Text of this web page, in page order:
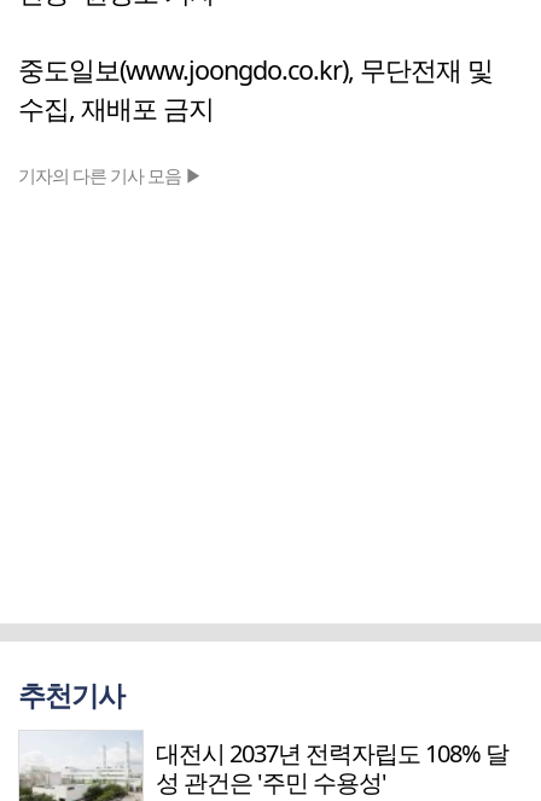
중도일보(www.joongdo.co.kr), 무단전재 및
수집, 재배포 금지
기자의 다른 기사 모음 ▶
추천기사
대전시 2037년 전력자립도 108% 달
성 관건은 '주민 수용성'